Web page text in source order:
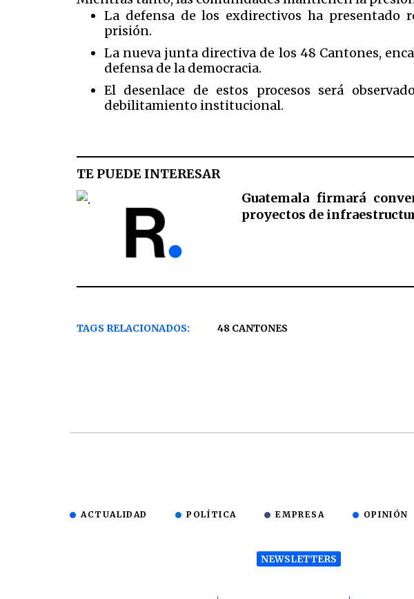
La defensa de los exdirectivos ha presentado
prisión.
La nueva junta directiva de los 48 Cantones,
defensa de la democracia.
El desenlace de estos procesos será
debilitamiento institucional.
TE PUEDE INTERESAR
Guatemala firmará
proyectos de
TAGS RELACIONADOS: 48 CANTONES
ACTUALIDAD POLÍTICA EMPRESA OPINIÓN
NEWSLETTERS